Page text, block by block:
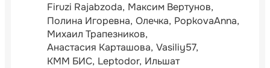
Firuzi Rajabzoda Максим Вертунов
Полина Игоревна Олечка PopkovaAnna
Михаил Трапезников
Анастасия Карташова Vasiliy57
КММ БИС Leptodor Ильшат